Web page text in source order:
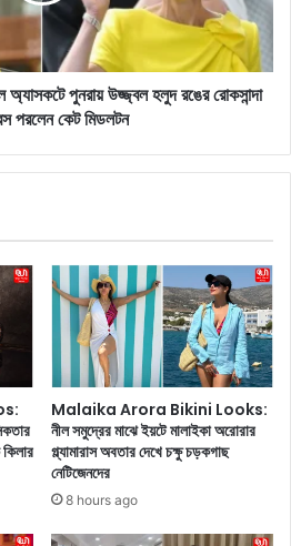
পুনরায় উজ্জ্বল হলুদ রঙের রোকসান্দা
পরলেন কেট মিডলটন
Malaika Arora Bikini Looks:
নীল সমুদ্রের মাঝে ইয়টে মালাইকা অরোরার
গ্ল্যামারাস অবতার দেখে চক্ষু চড়কগাছ
নেটিজেনদের
8 hours ago